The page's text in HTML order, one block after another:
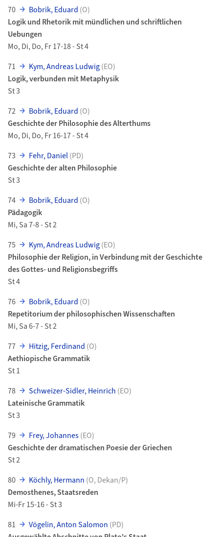
70
Bobrik, Eduard (O)
Logik und Rhetorik mit mündlichen und schriftlichen
Uebungen
Mo, Di, Do, Fr 17-18 - St 4
71
Kym, Andreas Ludwig(EO)
Logik, verbunden mit Metaphysik
St 3
72
Bobrik, Eduard (O)
Geschichte der Philosophie des Alterthums
Mo, Di, Do, Fr 16-17 - St 4
73
Fehr, Daniel(PD)
Geschichte der alten Philosophie
St 3
74
Bobrik, Eduard (O)
Pädagogik
Mi, Sa 7-8 - St 2
75
Kym, Andreas Ludwig(EO)
Philosophie der Religion, in Verbindung mit der Geschichte
des Gottes- und Religionsbegriffs
St 4
76
Bobrik, Eduard (O)
Repetitorium der philosophischen Wissenschaften
Mi, Sa 6-7 - St 2
77
Hitzig, Ferdinand (O)
Aethiopische Grammatik
St 1
78
Schweizer-Sidler, Heinrich (EO)
Lateinische Grammatik
St 3
79
Frey, Johannes(EO)
Geschichte der dramatischen Poesie der Griechen
St 2
80
Köchly, Hermann (O, Dekan/P)
Demosthenes, Staatsreden
Mi-Fr 15-16 - St 3
81
Vögelin, Anton Salomon (PD)